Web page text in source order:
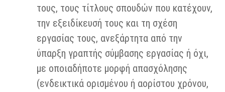
τους, τους τίτλους σπουδών που κατέχουν,
την εξειδίκευσή τους και τη σχέση
εργασίας τους, ανεξάρτητα από την
ύπαρξη γραπτής σύμβασης εργασίας ή όχι,
με οποιαδήποτε μορφή απασχόλησης
(ενδεικτικά ορισμένου ή αορίστου χρόνου,